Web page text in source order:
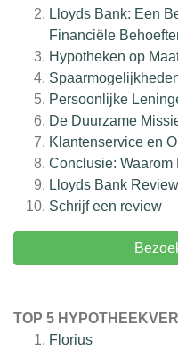
Lloyds Bank: Een
Financiële
Hypotheken op
Persoonlijke
De Duurzame
Klantenservice en
Conclusie:
Lloyds Bank
Schrijf een review
TOP 5
Florius